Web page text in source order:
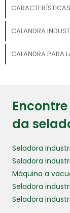
CALANDRA
CALANDRA PARA
da
Seladora